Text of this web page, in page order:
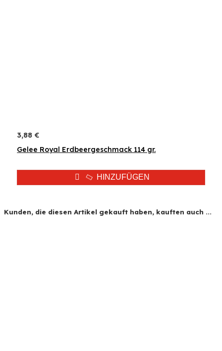
3,88 €
Gelee Royal Erdbeergeschmack 114 gr.
HINZUFÜGEN
Kunden, die diesen Artikel gekauft haben, kauften auch ...